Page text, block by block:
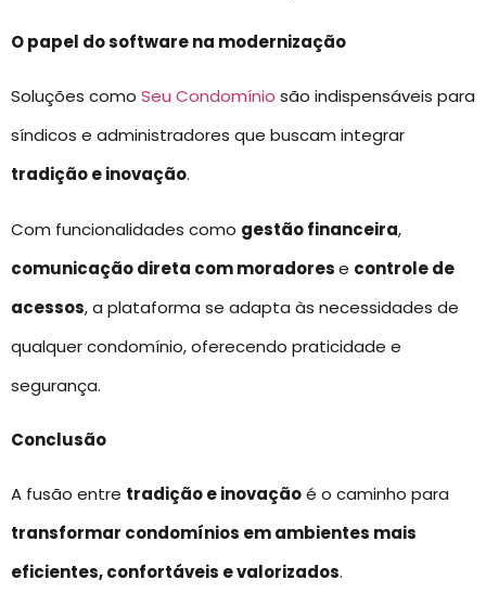
O papel do software na modernização
Soluções como Seu Condomínio são indispensáveis para
síndicos e administradores que buscam integrar
tradição e inovação.
Com funcionalidades como gestão financeira,
comunicação direta com moradorese controle de
acessos, a plataforma se adapta às necessidades de
qualquer condomínio, oferecendo praticidade e
segurança.
Conclusão
A fusão entre tradição e inovaçãoé o caminho para
transformar condomínios em ambientes mais
eficientes, confortáveis e valorizados.